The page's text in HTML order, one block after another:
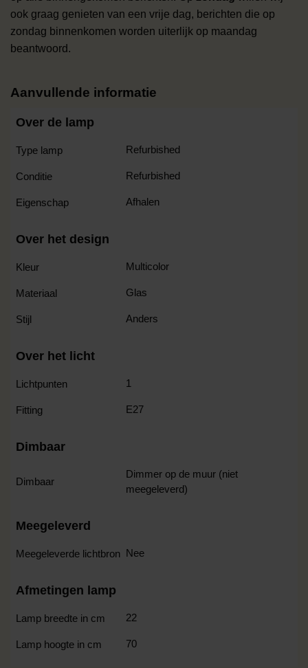
ook graag genieten van een vrije dag, berichten die op
zondag binnenkomen worden uiterlijk op maandag
beantwoord.
Aanvullende informatie
Over de lamp
Type lamp Refurbished
Conditie Refurbished
Eigenschap Afhalen
Over het design
Kleur Multicolor
Materiaal Glas
Stijl Anders
Over het licht
Lichtpunten 1
Fitting E27
Dimbaar
Dimbaar
Dimmer op de muur (niet
meegeleverd)
Meegeleverd
Meegeleverde lichtbron Nee
Afmetingen lamp
Lamp breedte in cm 22
Lamp hoogte in cm 70